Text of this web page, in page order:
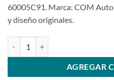
60005C91. Marca: COM
y diseño originales.
AGREGAR